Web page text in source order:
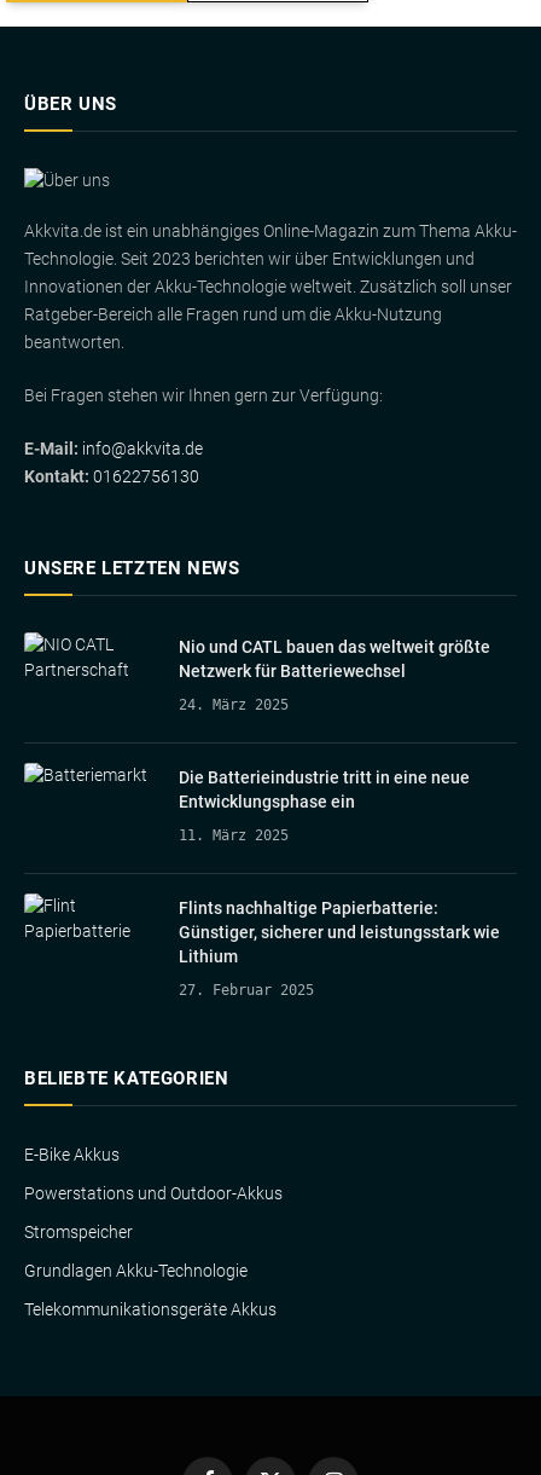
ÜBER UNS
Akkvita.de ist ein unabhängiges Online-Magazin zum Thema Akku-
Technologie. Seit 2023 berichten wir über Entwicklungen und
Innovationen der Akku-Technologie weltweit. Zusätzlich soll unser
Ratgeber-Bereich alle Fragen rund um die Akku-Nutzung
beantworten.
Bei Fragen stehen wir Ihnen gern zur Verfügung:
E-Mail: info@akkvita.de
Kontakt: 01622756130
UNSERE LETZTEN NEWS
Nio und CATL bauen das weltweit größte
Netzwerk für Batteriewechsel
24. März 2025
Die Batterieindustrie tritt in eine neue
Entwicklungsphase ein
11. März 2025
Flints nachhaltige Papierbatterie:
Günstiger, sicherer und leistungsstark wie
Lithium
27. Februar 2025
BELIEBTE KATEGORIEN
E-Bike Akkus
Powerstations und Outdoor-Akkus
Stromspeicher
Grundlagen Akku-Technologie
Telekommunikationsgeräte Akkus